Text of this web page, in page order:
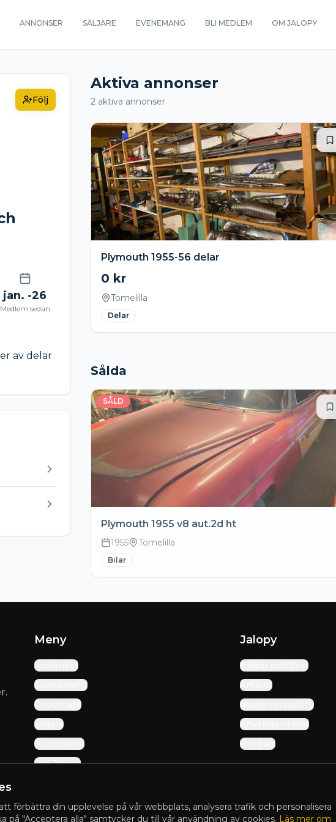
förbättra din upplevelse på vår webbplats, analysera trafik och personalisera
på "Acceptera alla" samtycker du till vår användning av cookies. Läs mer om
ANNONSER SÄLJARE EVENEMANG BLI MEDLEM OM JALOPY
Följ
jan. -26
Medlem sedan
av delar
Aktiva annonser
2 aktiva annonser
Plymouth 1955-56 delar
0 kr
Tomelilla
Delar
Sålda
SÅLD
Plymouth 1955 v8 aut.2d ht
1955 Tomelilla
Bilar
Meny
Annonser
Evenemang
Reportage
Säljare
Bli medlem
Om Jalopy
Jalopy
Frågor och Svar
Artiklar
Integritetspolicy
Användarvillkor
Cookies